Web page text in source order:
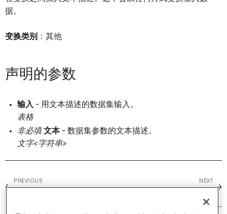
据。
变换类别 ：其他
声明的参数
输入 - 用文本描述的数据集输入。
表格
非必填 文本- 数据集参数的文本描述。
文字<字符串>
←
PREVIOUS NEXT
→